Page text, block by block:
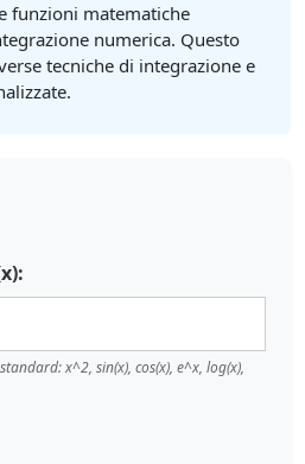
funzioni matematiche
numerica. Questo
tecniche di integrazione e
x^2, sin(x), cos(x), e^x, log(x),